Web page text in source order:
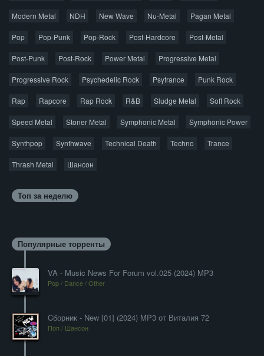
Modern Metal NDH New Wave Nu-Metal Pagan Metal
Pop Pop-Punk Pop-Rock Post-Hardcore Post-Metal
Post-Punk Post-Rock Power Metal Progressive Metal
Progressive Rock Psychedelic Rock Psytrance Punk Rock
Rap Rapcore Rap Rock R&B Sludge Metal Soft Rock
Speed Metal Stoner Metal Symphonic Metal Symphonic Power
Synthpop Synthwave Technical Death Techno Trance
Thrash Metal Шансон
Топ за неделю
Популярные торренты
VA - Music News For Forum vol.025 (2024) MP3
Pop / Dance / Other
Cборник - New [01] (2024) MP3 от Виталия 72
Поп / Шансон
Весь материал выложен для ознакомления, после
лицензионную копию.